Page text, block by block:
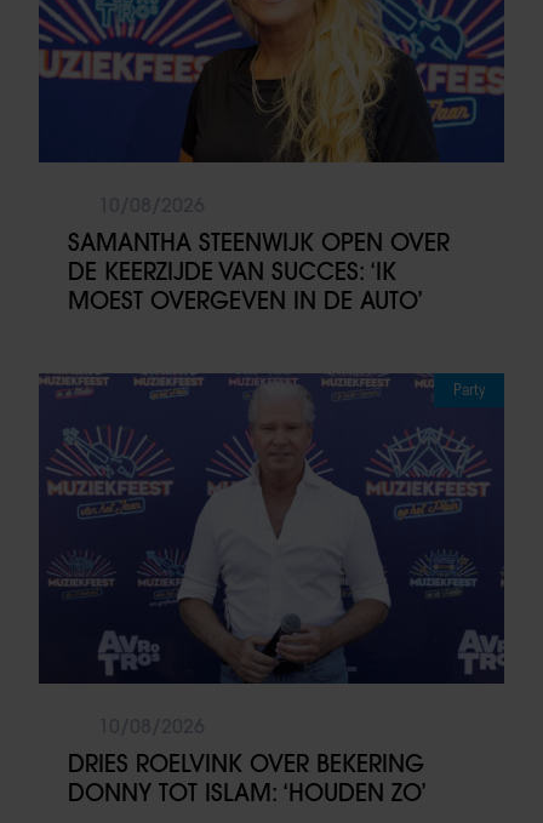
SAMANTHA STEENWIJK OPEN OVER
DE KEERZIJDE VAN SUCCES: ‘IK
MOEST OVERGEVEN IN DE AUTO’
Party
DRIES ROELVINK OVER BEKERING
DONNY TOT ISLAM: ‘HOUDEN ZO’